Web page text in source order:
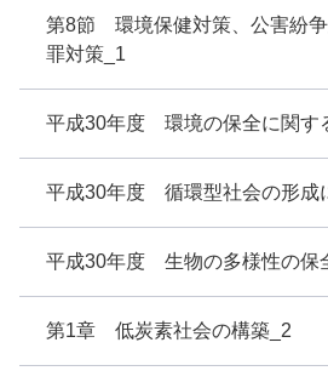
第8節 環境保健対策、公害紛
罪対策_1
平成30年度 環境の保全に関す
平成30年度 循環型社会の形成
平成30年度 生物の多様性の保
第1章 低炭素社会の構築_2